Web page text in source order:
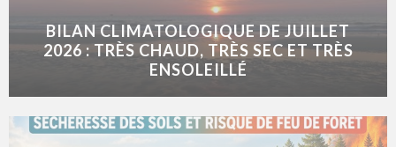
BILAN CLIMATOLOGIQUE DE JUILLET
2026 : TRÈS CHAUD, TRÈS SEC ET TRÈS
ENSOLEILLÉ